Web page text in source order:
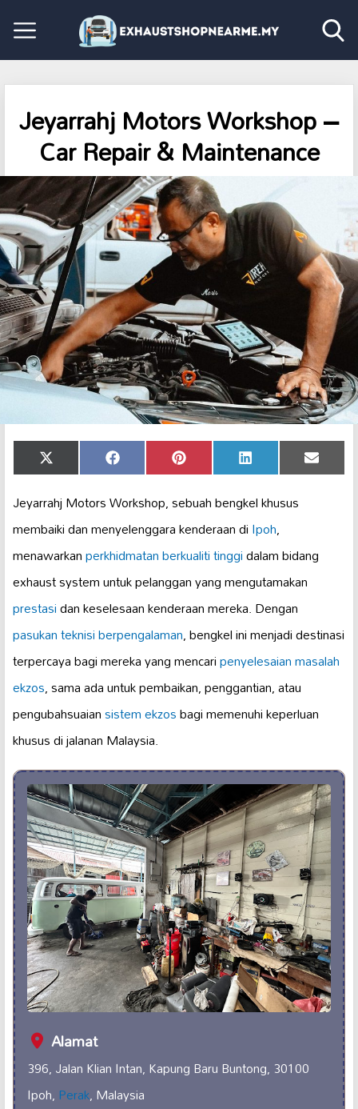
Jeyarrahj Motors Workshop –
Car Repair & Maintenance
Share
on
X
(Twitter)
Share
on
Facebook Share
on
Pinterest Share
on
LinkedIn Share
on
Email
Jeyarrahj Motors Workshop, sebuah bengkel khusus
membaiki dan menyelenggara kenderaan diIpoh,
menawarkanperkhidmatan berkualiti tinggidalam bidang
exhaust system untuk pelanggan yang mengutamakan
prestasidan keselesaan kenderaan mereka. Dengan
pasukan teknisi berpengalaman, bengkel ini menjadi destinasi
terpercaya bagi mereka yang mencaripenyelesaian masalah
ekzos, sama ada untuk pembaikan, penggantian, atau
pengubahsuaiansistem ekzosbagi memenuhi keperluan
khusus di jalanan Malaysia.
Alamat
396, Jalan Klian Intan, Kapung Baru Buntong, 30100
Ipoh,Perak, Malaysia